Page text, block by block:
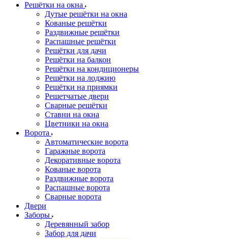
Решётки на окна
Дутые решётки на окна
Кованые решётки
Раздвижные решётки
Распашные решётки
Решётки для дачи
Решётки на балкон
Решётки на кондиционеры
Решётки на лоджию
Решётки на приямки
Решетчатые двери
Сварные решётки
Ставни на окна
Цветники на окна
Ворота
Автоматические ворота
Гаражные ворота
Декоративные ворота
Кованые ворота
Раздвижные ворота
Распашные ворота
Сварные ворота
Двери
Заборы
Деревянный забор
Забор для дачи